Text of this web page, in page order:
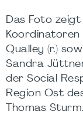
Das Foto
Koordinatoren
Qualley (r.)
Sandra Jüttner
der Social
Region Ost
Thomas Sturm.